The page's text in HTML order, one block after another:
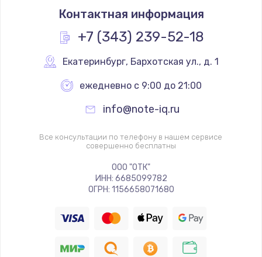
Контактная информация
+7 (343) 239-52-18
Екатеринбург, Бархотская ул., д. 1
ежедневно с 9:00 до 21:00
info@note-iq.ru
Все консультации по телефону в нашем сервисе
совершенно бесплатны
ООО "ОТК"
ИНН: 6685099782
ОГРН: 1156658071680